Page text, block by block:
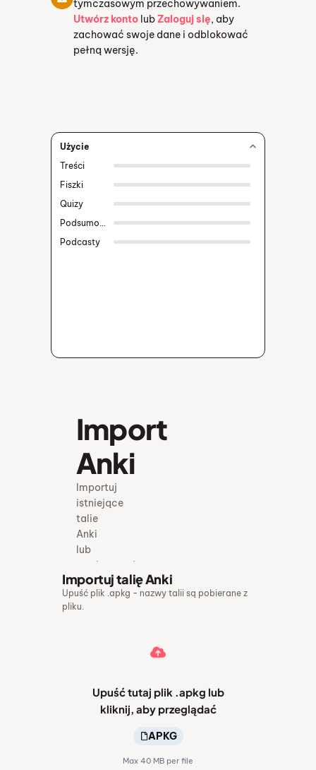
tymczasowym przechowywaniem.
Utwórz konto lubZaloguj się, aby
zachować swoje dane i odblokować
pełną wersję.
Użycie
Treści
Fiszki
Quizy
Podsumowania
Podcasty
Import
Anki
Importuj
istniejące
talie
Anki
lub
wyeksportuj
dowolną
talię
do
offline.
Importuj talię Anki
Upuść plik .apkg - nazwy talii są pobierane z
pliku.
Upuść tutaj plik .apkg lub
kliknij, aby przeglądać
APKG
Max 40 MB per file